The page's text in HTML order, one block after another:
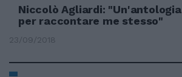
Niccolò Agliardi: "Un'antologia
per raccontare me stesso"
23/09/2018